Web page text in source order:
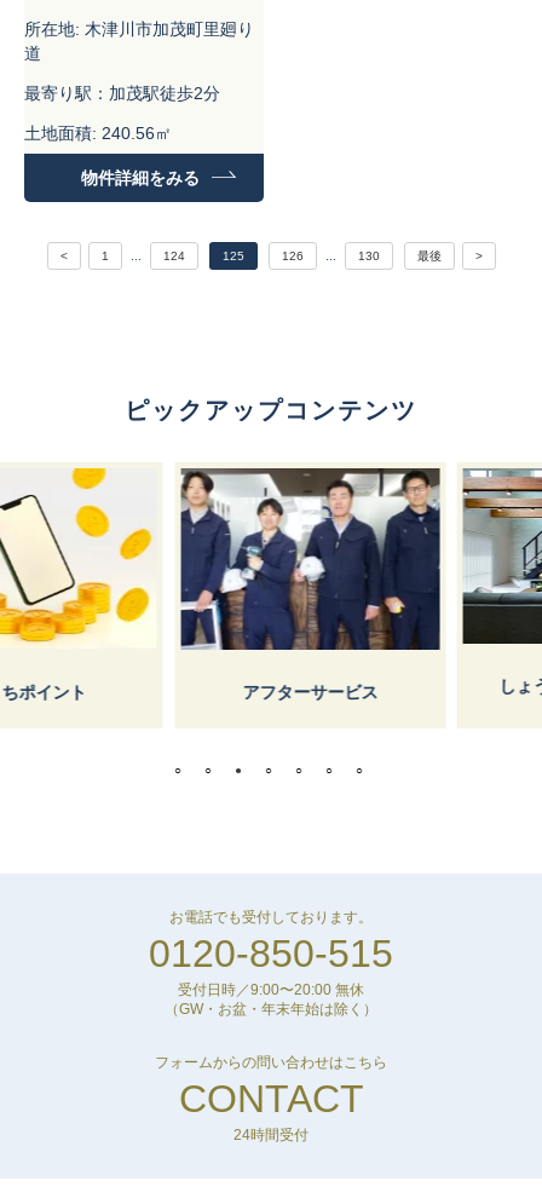
所在地: 木津川市加茂町里廻り
道
最寄り駅：加茂駅徒歩2分
土地面積: 240.56㎡
建物面積：99.18㎡
物件詳細をみる
< 1 124 125 126 130 最後 >
ピックアップコンテンツ
ント アフターサービス しょうけ
お電話でも受付しております。
0120-850-515
受付日時／9:00〜20:00 無休
（GW・お盆・年末年始は除く）
フォームからの問い合わせはこちら
CONTACT
24時間受付